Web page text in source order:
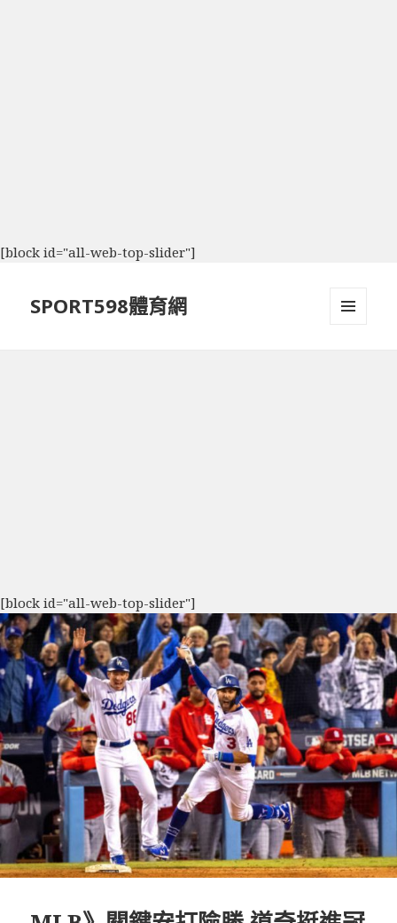
[block id="all-web-top-slider"]
SPORT598體育網
[block id="all-web-top-slider"]